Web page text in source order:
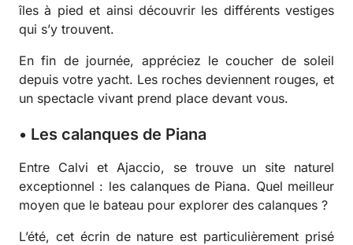
îles à pied et ainsi découvrir les différents vestiges
qui s’y trouvent.
En fin de journée, appréciez le coucher de soleil
depuis votre yacht. Les roches deviennent rouges, et
un spectacle vivant prend place devant vous.
• Les calanques de Piana
Entre Calvi et Ajaccio, se trouve un site naturel
exceptionnel : les calanques de Piana. Quel meilleur
moyen que le bateau pour explorer des calanques ?
L’été, cet écrin de nature est particulièrement prisé